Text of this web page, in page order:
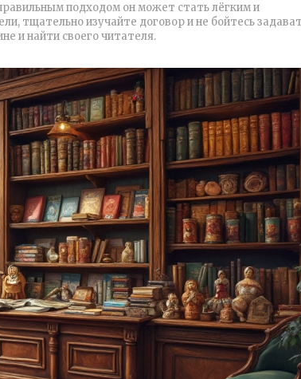
подходом он может стать лёгким и
тщательно изучайте договор и не бойтесь
и найти своего читателя.